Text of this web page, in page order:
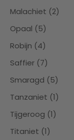
Malachiet (2)
Opaal (5)
Robijn (4)
Saffier (7)
Smaragd (5)
Tanzaniet (1)
Tijgeroog (1)
Titaniet (1)